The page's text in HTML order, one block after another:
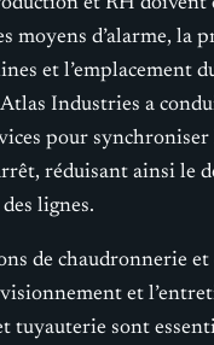
moyens d’alarme, la
et l’emplacement
Industries a
pour synchroniser
réduisant ainsi le
lignes.
de chaudronnerie et
et
tuyauterie sont